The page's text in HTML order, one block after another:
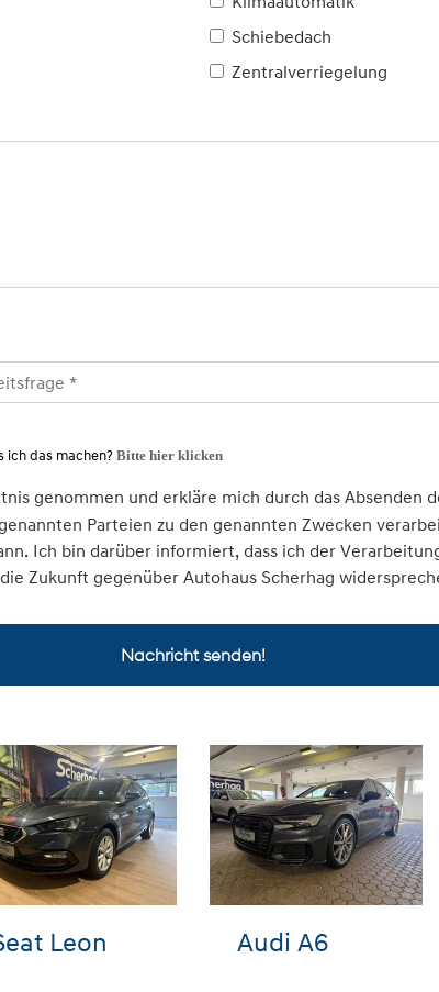
Schiebedach
Zentralverriegelung
ich das machen? Bitte hier klicken
genommen und erkläre mich durch das Absenden
Parteien zu den genannten Zwecken
Ich bin darüber informiert, dass ich der
Zukunft gegenüber Autohaus Scherhag
Nachricht senden!
T-Cross
Hyundai